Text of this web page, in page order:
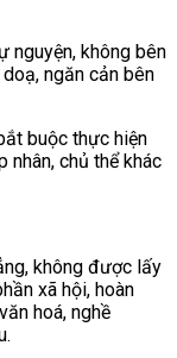
nguyện, không bên
ngăn cản bên
buộc thực hiện
nhân, chủ thể khác
không được lấy
xã hội, hoàn
hoá, nghề